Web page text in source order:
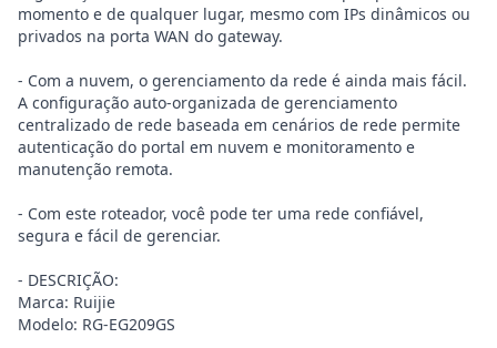
momento e de qualquer lugar, mesmo com IPs dinâmicos ou
privados na porta WAN do gateway.
- Com a nuvem, o gerenciamento da rede é ainda mais fácil.
A configuração auto-organizada de gerenciamento
centralizado de rede baseada em cenários de rede permite
autenticação do portal em nuvem e monitoramento e
manutenção remota.
- Com este roteador, você pode ter uma rede confiável,
segura e fácil de gerenciar.
- DESCRIÇÃO:
Marca: Ruijie
Modelo: RG-EG209GS